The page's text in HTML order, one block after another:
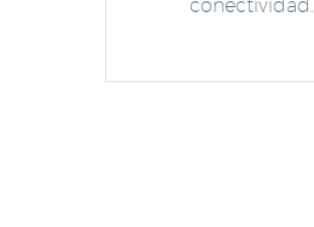
conectividad.